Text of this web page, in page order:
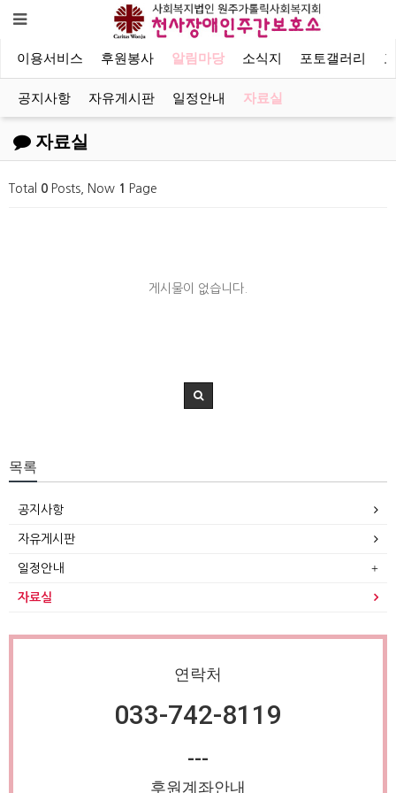
이용서비스 후원봉사 알림마당 소식지 포토갤러리
공지사항 자유게시판 일정안내 자료실
자료실
Total 0 Posts, Now 1 Page
게시물이 없습니다.
목록
공지사항
자유게시판
일정안내
자료실
연락처
033-742-8119
---
후원계좌안내